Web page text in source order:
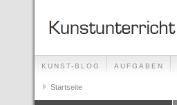
KUNST-BLOG AUFGABEN
Startseite